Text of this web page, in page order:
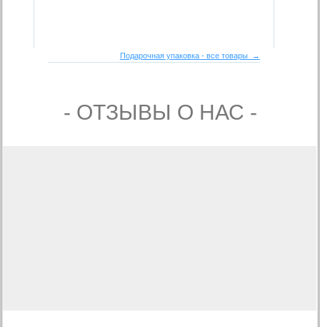
Подарочная упаковка - все товары →
- ОТЗЫВЫ О НАС -